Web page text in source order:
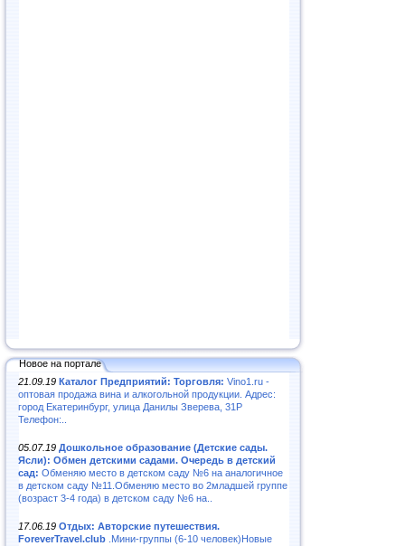
Новое на портале
21.09.19 Каталог Предприятий: Торговля: Vino1.ru -
оптовая продажа вина и алкогольной продукции. Адрес:
город Екатеринбург, улица Данилы Зверева, 31Р
Телефон:..
05.07.19 Дошкольное образование (Детские сады.
Ясли): Обмен детскими садами. Очередь в детский
сад: Обменяю место в детском саду №6 на аналогичное
в детском саду №11.Обменяю место во 2младшей группе
(возраст 3-4 года) в детском саду №6 на..
17.06.19 Отдых: Авторские путешествия.
ForeverTravel.club .Мини-группы (6-10 человек)Новые